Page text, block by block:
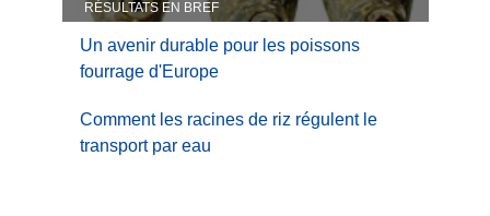
RÉSULTATS EN BREF
Un avenir durable pour les poissons
fourrage d'Europe
Comment les racines de riz régulent le
transport par eau